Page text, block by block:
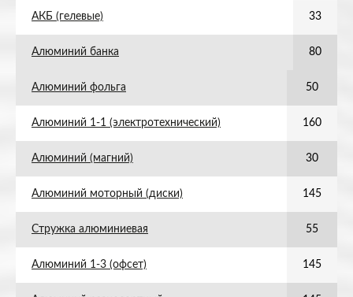
АКБ (гелевые) 33
Алюминий банка 80
Алюминий фольга 50
Алюминий 1-1 (электротехнический) 160
Алюминий (магний) 30
Алюминий моторный (диски) 145
Стружка алюминиевая 55
Алюминий 1-3 (офсет) 145